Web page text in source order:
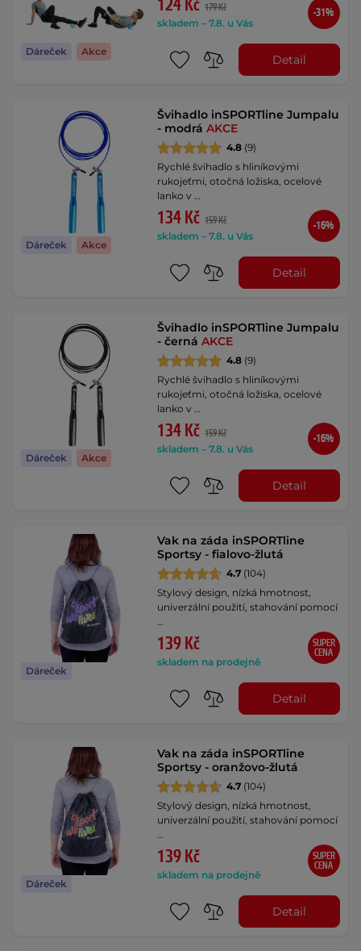
Dáreček Akce
124 Kč 179 Kč
skladem – 7.8. u Vás
-31%
Detail
Dáreček Akce
Švihadlo inSPORTline Jumpalu
- modráAKCE
4.8 (9)
Rychlé švihadlo s hliníkovými
rukojeťmi, otočná ložiska, ocelové
lanko v …
134 Kč 159 Kč
skladem – 7.8. u Vás
-16%
Detail
Dáreček Akce
Švihadlo inSPORTline Jumpalu
- černáAKCE
4.8 (9)
Rychlé švihadlo s hliníkovými
rukojeťmi, otočná ložiska, ocelové
lanko v …
134 Kč 159 Kč
skladem – 7.8. u Vás
-16%
Detail
Dáreček
Vak na záda inSPORTline
Sportsy - fialovo-žlutá
4.7 (104)
Stylový design, nízká hmotnost,
univerzální použití, stahování pomocí
…
139 Kč
skladem na prodejně
SUPER
CENA
Detail
Dáreček
Vak na záda inSPORTline
Sportsy - oranžovo-žlutá
4.7 (104)
Stylový design, nízká hmotnost,
univerzální použití, stahování pomocí
…
139 Kč
skladem na prodejně
SUPER
CENA
Detail